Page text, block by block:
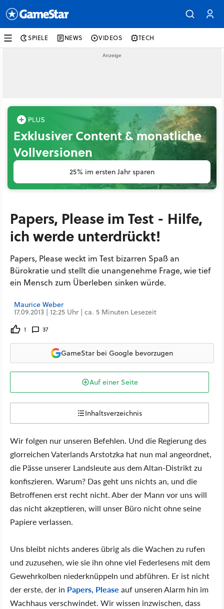
SPIELE NEWS VIDEOS TECH
Exklusiver Content & monatliche
Vollversionen
25% im ersten Jahr sparen
Papers, Please im Test - Hilfe,
ich werde unterdrückt!
Papers, Please weckt im Test bizarren Spaß an
Bürokratie und stellt die unangenehme Frage, wie tief
ein Mensch zum Überleben sinken würde.
Maurice Weber
17.09.2013 | 12:25 Uhr | ca. 5 Minuten Lesezeit
1 37
GameStar bei Google bevorzugen
Auf einer Seite
Inhaltsverzeichnis
Wir folgen nur unseren Befehlen. Und die Regierung des
glorreichen Vaterlands Arstotzka hat nun mal angeordnet,
die Pässe unserer Landsleute aus dem Altan-Distrikt zu
konfiszieren. Warum? Das geht uns nichts an, und die
Betroffenen erst recht nicht. Aber der Mann vor uns will
das nicht akzeptieren, will unser Büro nicht ohne seine
Papiere verlassen.
Uns bleibt nichts anderes übrig als die Wachen zu rufen
und zuzusehen, wie sie ihn ohne viel Federlesens mit dem
Gewehrkolben niederknüppeln und abführen. Er ist nicht
der erste, der in Papers, Please auf unseren Alarm hin im
Wachhaus verschwindet. Wir wissen inzwischen, dass